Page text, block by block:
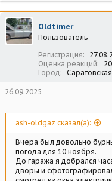
к
ц
и
и
Oldtimer
Пользователь
Регистрация
Оценка реакций
Город
26.09.2025
ash-oldgaz сказал(а):
Вчера был довольно
погода для 10 ноября.
До гаража я добрался
дворы и